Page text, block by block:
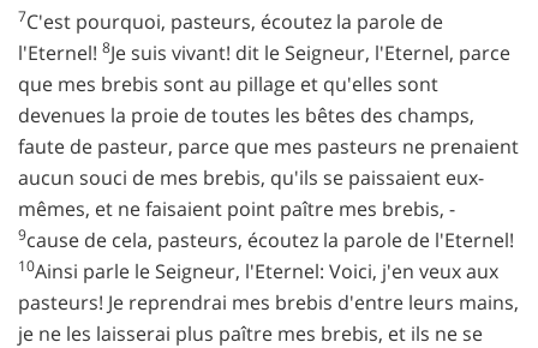
7C'est pourquoi, pasteurs, écoutez la parole de
l'Eternel! 8Je suis vivant! dit le Seigneur, l'Eternel, parce
que mes brebis sont au pillage et qu'elles sont
devenues la proie de toutes les bêtes des champs,
faute de pasteur, parce que mes pasteurs ne prenaient
aucun souci de mes brebis, qu'ils se paissaient eux-
mêmes, et ne faisaient point paître mes brebis, -
9cause de cela, pasteurs, écoutez la parole de l'Eternel!
10Ainsi parle le Seigneur, l'Eternel: Voici, j'en veux aux
pasteurs! Je reprendrai mes brebis d'entre leurs mains,
je ne les laisserai plus paître mes brebis, et ils ne se